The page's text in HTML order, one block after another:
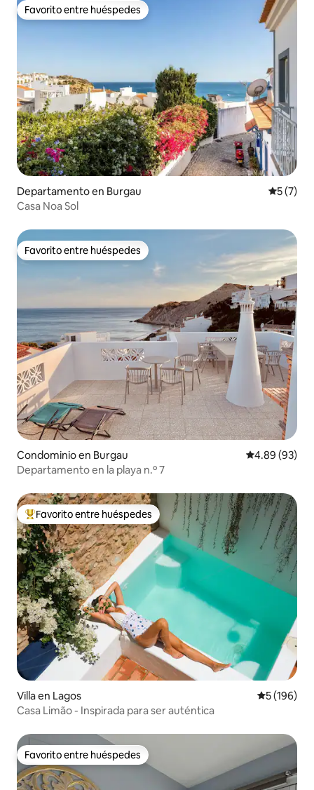
Favorito entre huéspedes
Favorito entre huéspedes
Departamento en Burgau
5 (7)
Casa Noa Sol
Favorito entre huéspedes
Favorito entre huéspedes
Condominio en Burgau Calificación
4.89 (93)
Departamento en la playa n.º 7
De los mejores en Favorito entre huéspedes
Favorito entre huéspedes
Villa en Lagos
5 (196)
Casa Limão - Inspirada para ser auténtica
Favorito entre huéspedes
Favorito entre huéspedes